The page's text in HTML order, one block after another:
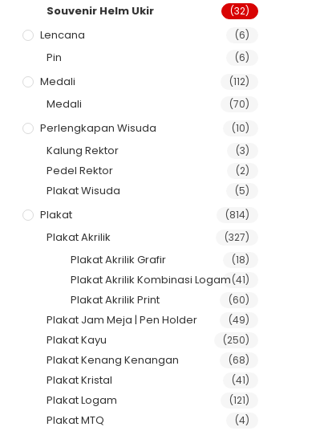
Souvenir Helm Ukir (32)
Lencana (6)
Pin (6)
Medali (112)
Medali (70)
Perlengkapan Wisuda (10)
Kalung Rektor (3)
Pedel Rektor (2)
Plakat Wisuda (5)
Plakat (814)
Plakat Akrilik (327)
Plakat Akrilik Grafir (18)
Plakat Akrilik Kombinasi Logam(41)
Plakat Akrilik Print (60)
Plakat Jam Meja | Pen Holder (49)
Plakat Kayu (250)
Plakat Kenang Kenangan (68)
Plakat Kristal (41)
Plakat Logam (121)
Plakat MTQ (4)